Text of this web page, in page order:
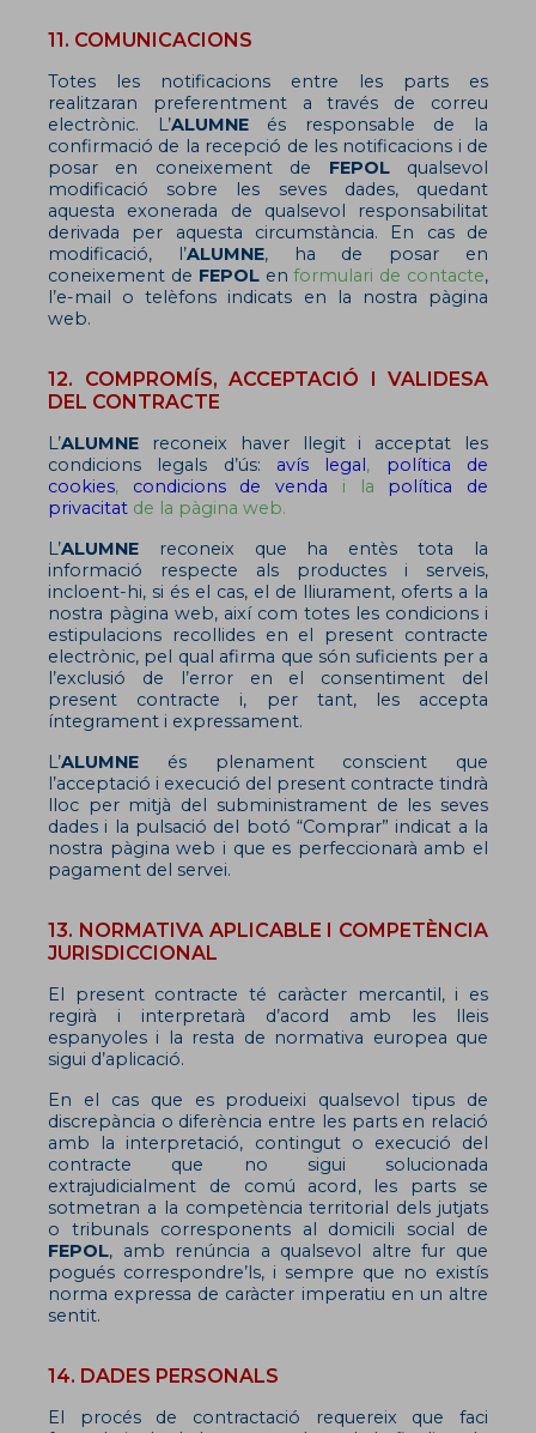
11. COMUNICACIONS
Totes les notificacions entre les parts es
realitzaran preferentment a través de correu
electrònic. L’ALUMNEés responsable de la
confirmació de la recepció de les notificacions i de
posar en coneixement de FEPOLqualsevol
modificació sobre les seves dades, quedant
aquesta exonerada de qualsevol responsabilitat
derivada per aquesta circumstància. En cas de
modificació, l’ALUMNE, ha de posar en
coneixement de FEPOLenformulari de contacte,
l’e-mail o telèfons indicats en la nostra pàgina
web.
12. COMPROMÍS, ACCEPTACIÓ I VALIDESA
DEL CONTRACTE
L’ALUMNE reconeix haver llegit i acceptat les
condicions legals d’ús: avís legal, política de
cookies, condicions de venda i la política de
privacitat de la pàgina web.
L’ALUMNE reconeix que ha entès tota la
informació respecte als productes i serveis,
incloent-hi, si és el cas, el de lliurament, oferts a la
nostra pàgina web, així com totes les condicions i
estipulacions recollides en el present contracte
electrònic, pel qual afirma que són suficients per a
l’exclusió de l’error en el consentiment del
present contracte i, per tant, les accepta
íntegrament i expressament.
L’ALUMNE és plenament conscient que
l’acceptació i execució del present contracte tindrà
lloc per mitjà del subministrament de les seves
dades i la pulsació del botó “Comprar” indicat a la
nostra pàgina web i que es perfeccionarà amb el
pagament del servei.
13. NORMATIVA APLICABLE I COMPETÈNCIA
JURISDICCIONAL
El present contracte té caràcter mercantil, i es
regirà i interpretarà d’acord amb les lleis
espanyoles i la resta de normativa europea que
sigui d’aplicació.
En el cas que es produeixi qualsevol tipus de
discrepància o diferència entre les parts en relació
amb la interpretació, contingut o execució del
contracte que no sigui solucionada
extrajudicialment de comú acord, les parts se
sotmetran a la competència territorial dels jutjats
o tribunals corresponents al domicili social de
FEPOL, amb renúncia a qualsevol altre fur que
pogués correspondre’ls, i sempre que no existís
norma expressa de caràcter imperatiu en un altre
sentit.
14. DADES PERSONALS
El procés de contractació requereix que faci